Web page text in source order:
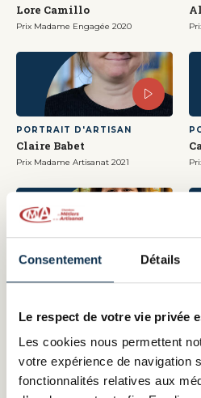
Consentement Détails
Le respect de votre vie privée
Les cookies nous permettent
votre expérience de navigation
fonctionnalités relatives aux
Lore Camillo
Prix Madame Engagée 2020
PORTRAIT D'ARTISAN
Claire Babet
Prix Madame Artisanat 2021
PORTRAIT D'ARTISAN
Mélanie Lecorney